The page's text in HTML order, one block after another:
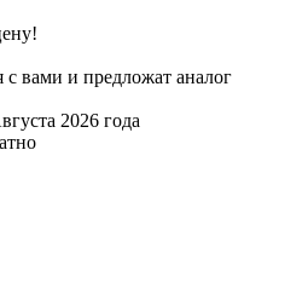
вами и предложат аналог
2026 года